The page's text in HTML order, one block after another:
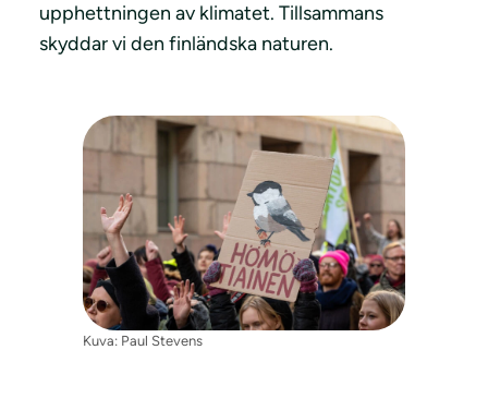
Kuva: Paul Stevens
upphettningen av klimatet. Tillsammans
skyddar vi den finländska naturen.